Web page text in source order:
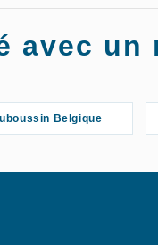
avec un
Belgique